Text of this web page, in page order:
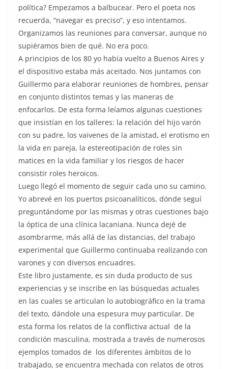
política? Empezamos a balbucear. Pero el poeta nos
recuerda, “navegar es preciso”, y eso intentamos.
Organizamos las reuniones para conversar, aunque no
supiéramos bien de qué. No era poco.
A principios de los 80 yo había vuelto a Buenos Aires y
el dispositivo estaba más aceitado. Nos juntamos con
Guillermo para elaborar reuniones de hombres, pensar
en conjunto distintos temas y las maneras de
enfocarlos. De esta forma leíamos algunas cuestiones
que insistían en los talleres: la relación del hijo varón
con su padre, los vaivenes de la amistad, el erotismo en
la vida en pareja, la estereotipación de roles sin
matices en la vida familiar y los riesgos de hacer
consistir roles heroicos.
Luego llegó el momento de seguir cada uno su camino.
Yo abrevé en los puertos psicoanalíticos, dónde seguí
preguntándome por las mismas y otras cuestiones bajo
la óptica de una clínica lacaniana. Nunca dejé de
asombrarme, más allá de las distancias, del trabajo
experimental que Guillermo continuaba realizando con
varones y con diversos encuadres.
Este libro justamente, es sin duda producto de sus
experiencias y se inscribe en las búsquedas actuales
en las cuales se articulan lo autobiográfico en la trama
del texto, dándole una espesura muy particular. De
esta forma los relatos de la conflictiva actual de la
condición masculina, mostrada a través de numerosos
ejemplos tomados de los diferentes ámbitos de lo
trabajado, se encuentra mechada con relatos de otros